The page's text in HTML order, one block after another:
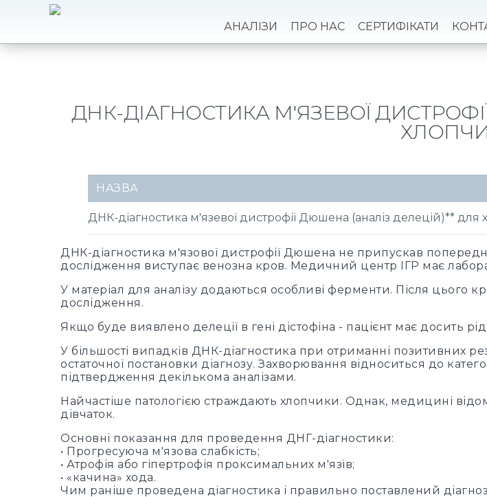
АНАЛІЗИ ПРО НАС СЕРТИФІКАТИ
ДНК-ДІАГНОСТИКА М'ЯЗЕВОЇ
НАЗВА
ДНК-діагностика м'язевої дистрофії Дюшена (аналіз делецій)** для
ДНК-діагностика м'язової дистрофії Дюшена не припускав
дослідження виступає венозна кров. Медичний центр ІГР має
У матеріал для аналізу додаються особливі ферменти. Після цього
дослідження.
Якщо буде виявлено делеції в гені дістофіна - пацієнт має досить
У більшості випадків ДНК-діагностика при отриманні позитивних
остаточної постановки діагнозу. Захворювання відноситься до
підтвердження декількома аналізами.
Найчастіше патологією страждають хлопчики. Однак, медицині
дівчаток.
Основні показання для проведення ДНГ-діагностики:
• Прогресуюча м'язова слабкість;
• Атрофія або гіпертрофія проксимальних м'язів;
• «качина» хода.
Чим раніше проведена діагностика і правильно поставлений